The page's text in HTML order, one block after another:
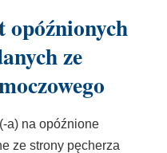
opóźnionych
ze
a) na opóźnione
ze strony pęcherza